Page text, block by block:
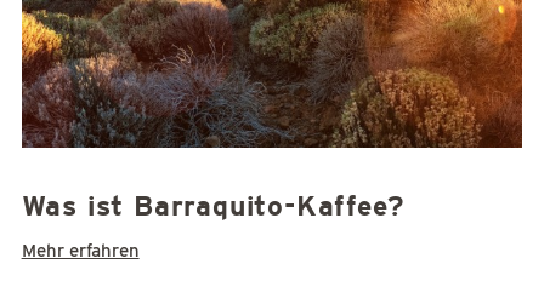
Was ist Barraquito-Kaffee?
Mehr erfahren